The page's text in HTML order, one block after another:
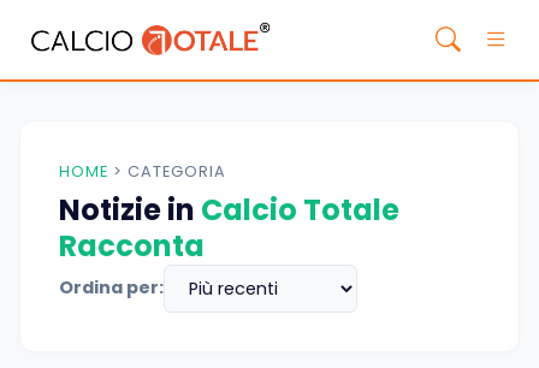
HOME > CATEGORIA
Notizie in Calcio Totale
Racconta
Ordina per: